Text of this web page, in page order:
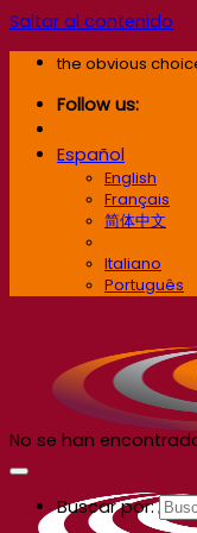
Saltar al contenido
the obvious
Follow us:
Español
English
Français
简体中文
Italiano
Português
No se han
Buscar por: